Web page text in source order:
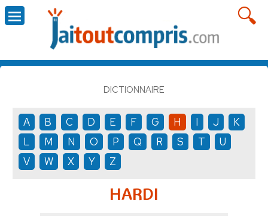
DICTIONNAIRE
A B C D E F G H I J
K
L
M N O P Q R S T
U
V
W X Y Z
HARDI